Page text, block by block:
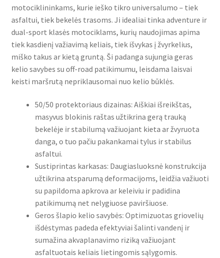
motociklininkams, kurie ieško tikro universalumo – tiek
asfaltui, tiek bekelės trasoms. Ji idealiai tinka adventure ir
dual-sport klasės motociklams, kurių naudojimas apima
tiek kasdienį važiavimą keliais, tiek išvykas į žvyrkelius,
miško takus ar kietą gruntą. Ši padanga sujungia geras
kelio savybes su off-road patikimumu, leisdama laisvai
keisti maršrutą nepriklausomai nuo kelio būklės.
50/50 protektoriaus dizainas: Aiškiai išreikštas,
masyvus blokinis raštas užtikrina gerą trauką
bekelėje ir stabilumą važiuojant kieta ar žvyruota
danga, o tuo pačiu pakankamai tylus ir stabilus
asfaltui.
Sustiprintas karkasas: Daugiasluoksnė konstrukcija
užtikrina atsparumą deformacijoms, leidžia važiuoti
su papildoma apkrova ar keleiviu ir padidina
patikimumą net nelygiuose paviršiuose.
Geros šlapio kelio savybės: Optimizuotas griovelių
išdėstymas padeda efektyviai šalinti vandenį ir
sumažina akvaplanavimo riziką važiuojant
asfaltuotais keliais lietingomis sąlygomis.